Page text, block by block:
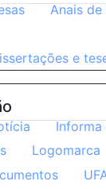
Anais
e
Informa
Logomarca